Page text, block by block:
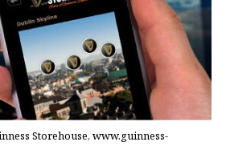
Storehouse, www.guinness-